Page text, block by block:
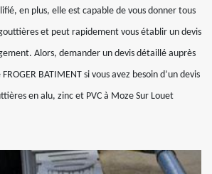
en plus, elle est capable de vous donner tous
et peut rapidement vous établir un devis
Alors, demander un devis détaillé auprès
BATIMENT si vous avez besoin d’un devis
en alu, zinc et PVC à Moze Sur Louet